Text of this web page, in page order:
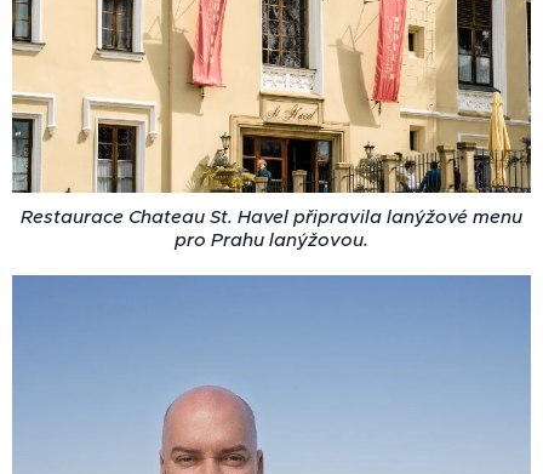
Restaurace Chateau St. Havel připravila lanýžové menu
pro Prahu lanýžovou.